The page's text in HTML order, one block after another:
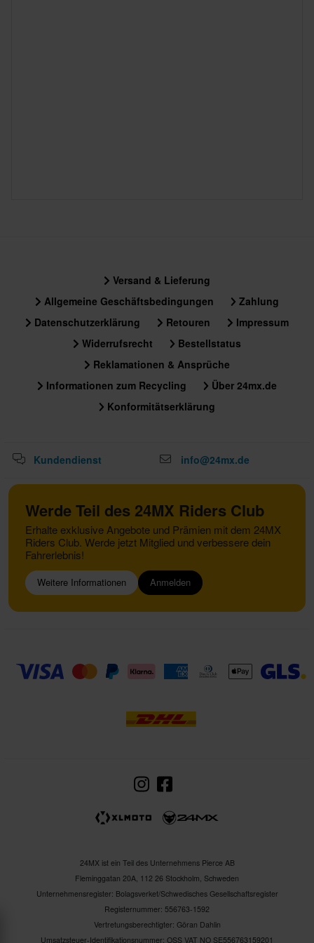
Versand & Lieferung
Allgemeine Geschäftsbedingungen
Zahlung
Datenschutzerklärung
Retouren
Impressum
Widerrufsrecht
Bestellstatus
Reklamationen & Ansprüche
Informationen zum Recycling
Über 24mx.de
Konformitätserklärung
Kundendienst info@24mx.de
Werde Teil des 24MX Riders Club
Erhalte exklusive Angebote und Prämien mit dem 24MX
Riders Club. Werde jetzt Mitglied und verbessere dein
Fahrerlebnis!
Weitere Informationen Anmelden
24MX ist ein Teil des Unternehmens Pierce AB
Fleminggatan 20A, 112 26 Stockholm, Schweden
Unternehmensregister: Bolagsverket/Schwedisches Gesellschaftsregister
Registernummer: 556763-1592
Vertretungsberechtigter: Göran Dahlin
Umsatzsteuer-Identifikationsnummer: OSS VAT NO SE556763159201